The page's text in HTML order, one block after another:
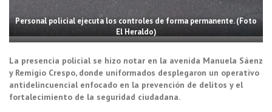
Personal policial ejecuta los controles de forma permanente. (Foto
El Heraldo)
La presencia policial se hizo notar en la avenida Manuela Sáenz
y Remigio Crespo, donde uniformados desplegaron un operativo
antidelincuencial enfocado en la prevención de delitos y el
fortalecimiento de la seguridad ciudadana.